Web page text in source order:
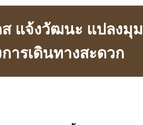
ส แจ้งวัฒนะ แปลงมุ
ารเดินทางสะดวก